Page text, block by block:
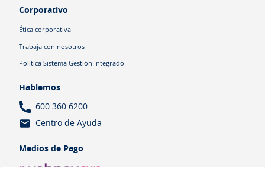
Corporativo
Ética corporativa
Trabaja con nosotros
Política Sistema Gestión Integrado
Hablemos
600 360 6200
Centro de Ayuda
Medios de Pago